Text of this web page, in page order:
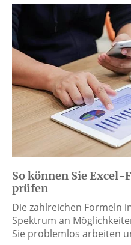
So können Sie
prüfen
Die zahlreichen Formeln
Spektrum an
Sie problemlos arbeiten